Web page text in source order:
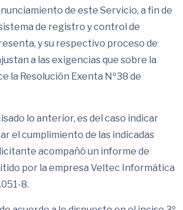
de este Servicio, a fin de
de registro y control de
y su respectivo proceso de
a las exigencias que sobre la
la Resolución Exenta Nº38 de
lo anterior, es del caso indicar
el cumplimiento de las indicadas
acompañó un informe de
por la empresa Veltec Informática
8.